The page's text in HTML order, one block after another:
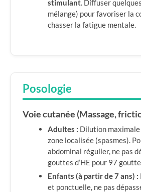
stimulant. Diffuser
mélange) pour favoriser la
chasser la fatigue mentale.
Posologie
Voie cutanée (Massage,
Adultes : Dilution maximale
zone localisée (spasmes).
abdominal régulier, ne pas
gouttes d’HE pour 97
Enfants (à partir de 7 ans) :
et ponctuelle, ne pas